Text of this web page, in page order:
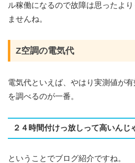
ル稼働になるので故障は思ったよ
ませんね。
Z空調の電気代
電気代といえば、やはり実測値が
を調べるのが一番。
２４時間付けっ放しって高いんじ
ということでブログ紹介ですね。